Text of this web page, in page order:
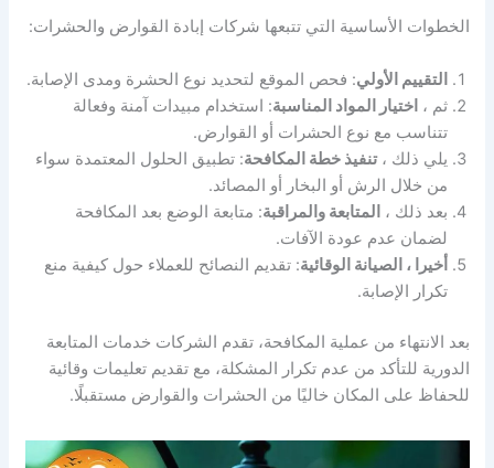
الخطوات الأساسية التي تتبعها شركات إبادة القوارض والحشرات:
التقييم الأولي: فحص الموقع لتحديد نوع الحشرة ومدى الإصابة.
ثم ، اختيار المواد المناسبة: استخدام مبيدات آمنة وفعالة
تتناسب مع نوع الحشرات أو القوارض.
يلي ذلك ،تنفيذ خطة المكافحة: تطبيق الحلول المعتمدة سواء
من خلال الرش أو البخار أو المصائد.
بعد ذلك ، المتابعة والمراقبة: متابعة الوضع بعد المكافحة
لضمان عدم عودة الآفات.
أخيرا ، الصيانة الوقائية: تقديم النصائح للعملاء حول كيفية منع
تكرار الإصابة.
بعد الانتهاء من عملية المكافحة، تقدم الشركات خدمات المتابعة
الدورية للتأكد من عدم تكرار المشكلة، مع تقديم تعليمات وقائية
للحفاظ على المكان خاليًا من الحشرات والقوارض مستقبلًا.